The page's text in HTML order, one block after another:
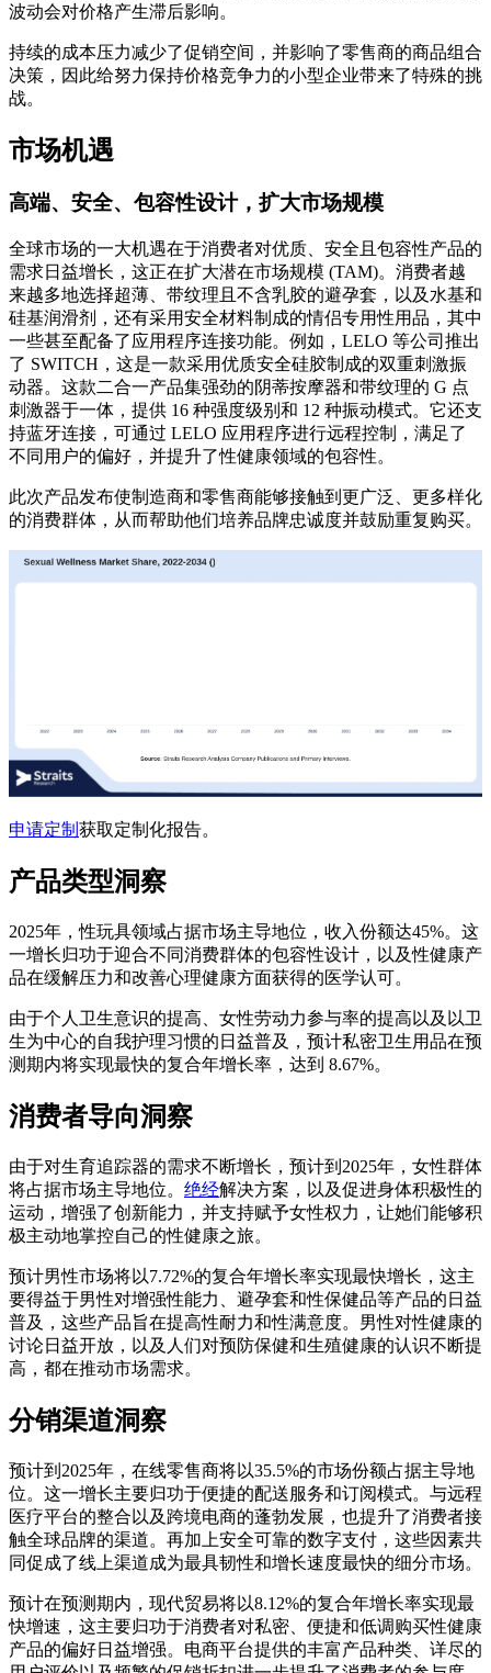
波动会对价格产生滞后影响​​。
持续的成本压力减少了促销空间，并影响了零售商的商品组合
决策，因此给努力保持价格竞争力的小型企业带来了特殊的挑
战。
市场机遇
高端、安全、包容性设计，扩大市场规模
全球市场的一大机遇在于消费者对优质、安全且包容性产品的
需求日益增长，这正在扩大潜在市场规模 (TAM)。消费者越
来越多地选择超薄、带纹理且不含乳胶的避孕套，以及水基和
硅基润滑剂，还有采用安全材料制成的情侣专用性用品，其中
一些甚至配备了应用程序连接功能。例如，LELO 等公司推出
了 SWITCH，这是一款采用优质安全硅胶制成的双重刺激振
动器。这款二合一产品集强劲的阴蒂按摩器和带纹理的 G 点
刺激器于一体，提供 16 种强度级别和 12 种振动模式。它还支
持蓝牙连接，可通过 LELO 应用程序进行远程控制，满足了
不同用户的偏好，并提升了性健康领域的包容性。
此次产品发布使制造商和零售商能够接触到更广泛、更多样化
的消费群体，从而帮助他们培养品牌忠诚度并鼓励重复购买。
申请定制 获取定制化报告。
产品类型洞察
2025年，性玩具领域占据市场主导地位，收入份额达45%。这
一增长归功于迎合不同消费群体的包容性设计，以及性健康产
品在缓解压力和改善心理健康方面获得的医学认可。
由于个人卫生意识的提高、女性劳动力参与率的提高以及以卫
生为中心的自我护理习惯的日益普及，预计私密卫生用品在预
测期内将实现最快的复合年增长率，达到 8.67%。
消费者导向洞察
由于对生育追踪器的需求不断增长，预计到2025年，女性群体
将占据市场主导地位。 绝经解决方案，以及促进身体积极性的
运动，增强了创新能力，并支持赋予女性权力，让她们能够积
极主动地掌控自己的性健康之旅。
预计男性市场将以7.72%的复合年增长率实现最快增长，这主
要得益于男性对增强性能力、避孕套和性保健品等产品的日益
普及，这些产品旨在提高性耐力和性满意度。男性对性健康的
讨论日益开放，以及人们对预防保健和生殖健康的认识不断提
高，都在推动市场需求。
分销渠道洞察
预计到2025年，在线零售商将以35.5%的市场份额占据主导地
位。这一增长主要归功于便捷的配送服务和订阅模式。与远程
医疗平台的整合以及跨境电商的蓬勃发展，也提升了消费者接
触全球品牌的渠道。再加上安全可靠的数字支付，这些因素共
同促成了线上渠道成为最具韧性和增长速度最快的细分市场。
预计在预测期内，现代贸易将以8.12%的复合年增长率实现最
快增速，这主要归功于消费者对私密、便捷和低调购买性健康
产品的偏好日益增强。电商平台提供的丰富产品种类、详尽的